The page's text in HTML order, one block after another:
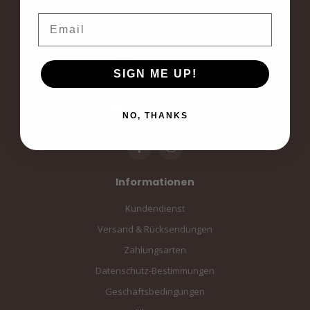
voor elke dag.
Langestraat 19
3811AA Amersfoort
Amersfoort, the Netherlands
info@sampiace.nl
Informationen
Kundendienst
Versand & Rücksendungen
Zahlungsarten
Datenschutz-Bestimmungen
Geschäftsbedingungen
SIGN ME UP!
NO, THANKS